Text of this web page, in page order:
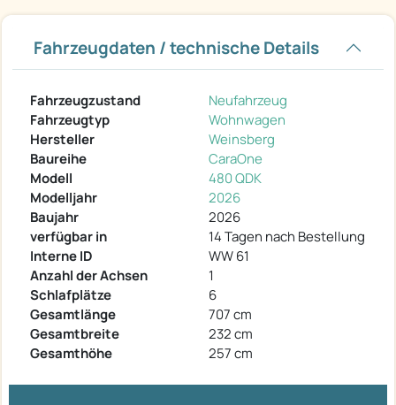
Fahrzeugdaten / technische Details
Fahrzeugzustand
Neufahrzeug
Fahrzeugtyp
Wohnwagen
Hersteller
Weinsberg
Baureihe
CaraOne
Modell
480 QDK
Modelljahr
2026
Baujahr
2026
verfügbar in
14 Tagen nach Bestellung
Interne ID
WW 61
Anzahl der Achsen
1
Schlafplätze
6
Gesamtlänge
707 cm
Gesamtbreite
232 cm
Gesamthöhe
257 cm